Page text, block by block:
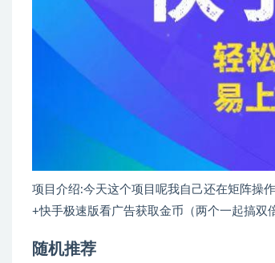
项目介绍:今天这个项目呢我自己还在矩阵操
+快手极速版看广告获取金币（两个一起搞双
随机推荐